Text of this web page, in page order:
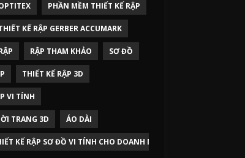
PHẦN MỀM THIẾT KẾ RẬP
KẾ RẬP GERBER ACCUMARK
RẬP THAM KHẢO SƠ ĐỒ
THIẾT KẾ RẬP 3D
VI TÍNH
TRANG 3D ÁO DÀI
KẾ RẬP SƠ ĐỒ VI TÍNH CHO DOANH NGHIỆP